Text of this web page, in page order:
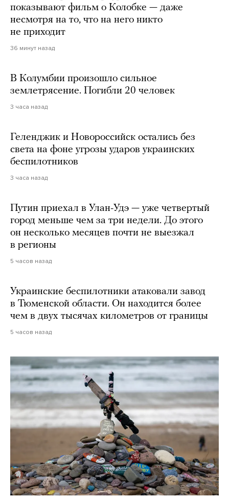
показывают фильм о Колобке — даже
несмотря на то, что на него никто
не приходит
36 минут назад
В Колумбии произошло сильное
землетрясение. Погибли 20 человек
3 часа назад
Геленджик и Новороссийск остались без
света на фоне угрозы ударов украинских
беспилотников
3 часа назад
Путин приехал в Улан-Удэ — уже четвертый
город меньше чем за три недели. До этого
он несколько месяцев почти не выезжал
в регионы
5 часов назад
Украинские беспилотники атаковали завод
в Тюменской области. Он находится более
чем в двух тысячах километров от границы
5 часов назад